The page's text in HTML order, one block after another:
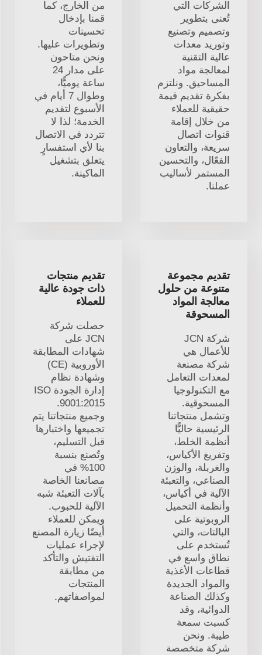
الشركات التي
تُعنى بتطوير
وتصميم وتصنيع
وتوريد معدات
عالية التقنية
لمعالجة مواد
المساحيق. ونلتزم
بفكرة تقديم قيمة
حقيقية للعملاء
من خلال إقامة
قنوات اتصال
سريعة، والتعاون
الفعّال، والتحسين
المستمر لأساليب
عملنا.
من الخارج، كما
قمنا بإدخال
تحسينات
وتطويرات عليها.
ونحن متاحون
على مدار 24
ساعة يوميًّا،
وطوال 7 أيام في
الأسبوع لتقديم
الخدمة؛ لذا لا
تتردد في الاتصال
بنا لأي استفسارٍ
يتعلق بتشغيل
الماكينة.
تقديم مجموعة
متنوعة من حلول
معالجة المواد
المسحوقة
شركة JCN
للأعمال هي
شركة مصنعة
لمعدات التعامل
مع التكنولوجيا
المسحوقية.
وتشمل منتجاتنا
الرئيسية حاليًّا
أنظمة الخلط،
وتفريغ الأكياس،
والغربلة، والوزن
الصناعي، والتعبئة
الآلية في أكياس،
وأنظمة التحميل
الروبوتية على
البالتات، والتي
تُستخدم على
نطاق واسع في
قطاعات الأغذية
والمواد الجديدة
وكذلك الصناعة
الدوائية، وقد
كسبت سمعة
طيبة. ونحن
شركة متخصصة
تقديم منتجات
ذات جودة عالية
للعملاء
حصلت شركة
JCN على
شهادات المطابقة
الأوروبية (CE)
وشهادة نظام
إدارة الجودة ISO
9001:2015.
وجميع منتجاتنا يتم
تجميعها واختبارها
قبل التسليم،
وتُصنع بنسبة
100% في
مصانعنا الخاصة
بآلات التعبئة شبه
الآلية للحبوب.
ويمكن للعملاء
أيضًا زيارة المصنع
لإجراء عمليات
التفتيش والتأكد
من مطابقة
المنتجات
لمواصفاتهم.